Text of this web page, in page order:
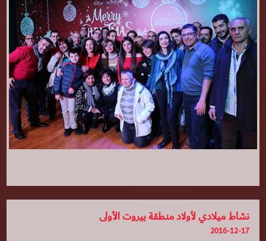
نشاط ميلادي لأولاد منطقة بيروت الأولى
2016-12-17